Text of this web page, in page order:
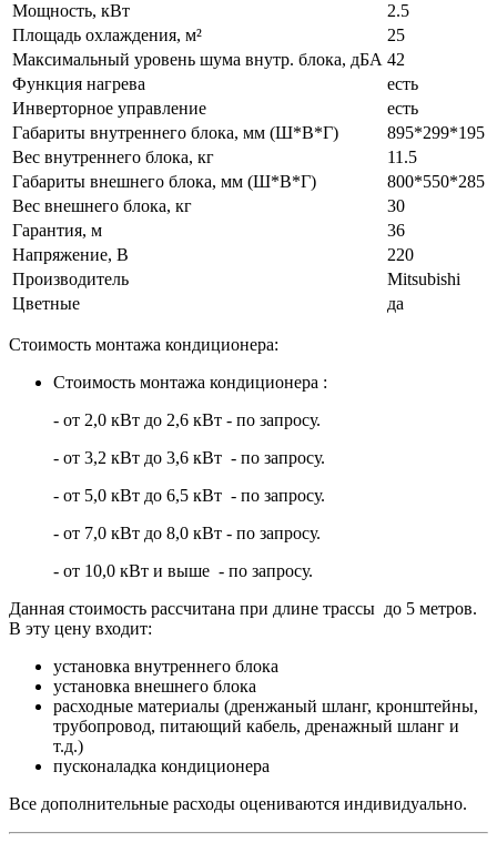
Мощность, кВт
2.5
Площадь охлаждения, м²
25
Максимальный уровень шума внутр. блока, дБА 42
Функция нагрева
есть
Инверторное управление
есть
Габариты внутреннего блока, мм (Ш*В*Г)
895*299*195
Вес внутреннего блока, кг
11.5
Габариты внешнего блока, мм (Ш*В*Г)
800*550*285
Вес внешнего блока, кг
30
Гарантия, м
36
Напряжение, В
220
Производитель
Mitsubishi
Цветные
да
Стоимость монтажа кондиционера:
Стоимость монтажа кондиционера :
- от 2,0 кВт до 2,6 кВт - по запросу.
- от 3,2 кВт до 3,6 кВт - по запросу.
- от 5,0 кВт до 6,5 кВт - по запросу.
- от 7,0 кВт до 8,0 кВт - по запросу.
- от 10,0 кВт и выше - по запросу.
Данная стоимость рассчитана при длине трассы до 5 метров.
В эту цену входит:
установка внутреннего блока
установка внешнего блока
расходные материалы (дренжаный шланг, кронштейны,
трубопровод, питающий кабель, дренажный шланг и
т.д.)
пусконаладка кондиционера
Все дополнительные расходы оцениваются индивидуально.